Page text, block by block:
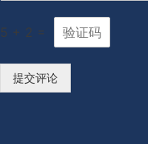
5 + 2 =
提交评论